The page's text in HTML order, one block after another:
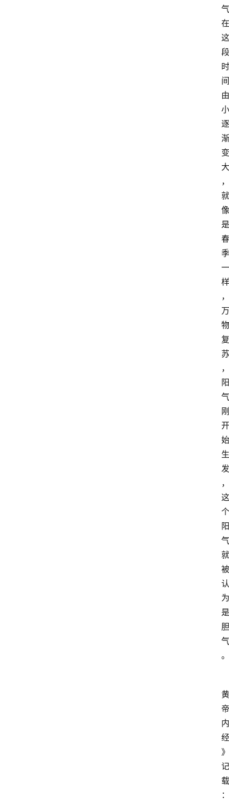
气
在
这
段
时
间
由
小
逐
渐
变
大
，
就
像
是
春
季
一
样
，
万
物
复
苏
，
阳
气
刚
开
始
生
发
，
这
个
阳
气
就
被
认
为
是
胆
气
。
黄
帝
内
经
》
记
载
：